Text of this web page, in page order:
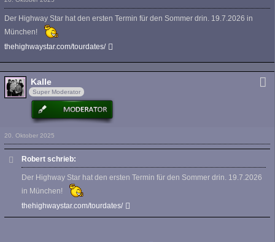
Der Highway Star hat den ersten Termin für den Sommer drin. 19.7.2026 in
München!
thehighwaystar.com/tourdates/
Kalle
Super Moderator
20. Oktober 2025
Robert schrieb:
Der Highway Star hat den ersten Termin für den Sommer drin. 19.7.2026
in München!
thehighwaystar.com/tourdates/